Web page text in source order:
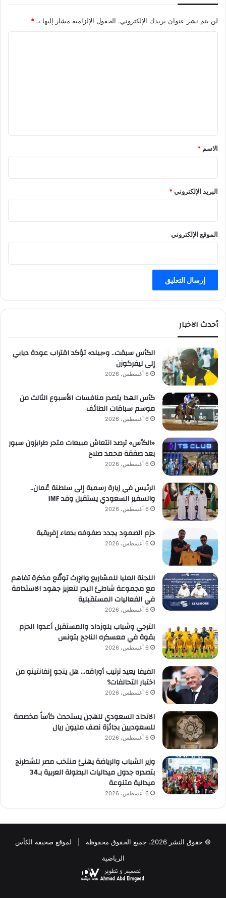
لن يتم نشر عنوان بريدك الإلكتروني. الحقول الإلزامية مشار إليها بـ *
*
الاسم *
البريد الإلكتروني*
الموقع الإلكتروني
أحدث الاخبار
الكأس سبقت.. و«بيلد» تؤكد اقتراب عودة ديابي
إلى ليفركوزن
6 أغسطس، 2026
كأس الهدا يتصدر منافسات الأسبوع الثالث من
موسم سباقات الطائف
6 أغسطس، 2026
«الكأس» ترصد انتعاش مبيعات متجر طرابزون سبور
بعد صفقة محمد صلاح
6 أغسطس، 2026
الرئيس في زيارة رسمية إلى سلطنة عُمان..
والسفير السعودي يستقبل وفد IMF
6 أغسطس، 2026
حزم الصمود يجدد صفوفه بدماء إفريقية
6 أغسطس، 2026
اللجنة العليا للمشاريع والإرث توقّع مذكرة تفاهم
مع مجموعة شاطئ البحر لتعزيز جهود الاستدامة
في الفعاليات المستقبلية
6 أغسطس، 2026
الترجي وشباب بلوزداد والمستقبل أعدوا الحزم
بقوة في معسكره الناجح بتونس
6 أغسطس، 2026
الفيفا يعيد ترتيب أوراقه… هل ينجو إنفانتينو من
اختبار التحالفات؟
6 أغسطس، 2026
الاتحاد السعودي للهجن يستحدث كأساً مخصصة
للسعوديين بجائزة نصف مليون ريال
6 أغسطس، 2026
وزير الشباب والرياضة يهنئ منتخب مصر للشطرنج
بتصدره جدول ميداليات البطولة العربية بـ34
ميدالية متنوعة
6 أغسطس، 2026
© حقوق النشر 2026، جميع الحقوق محفوظة | لموقع صحيفة الكأس
الرياضية